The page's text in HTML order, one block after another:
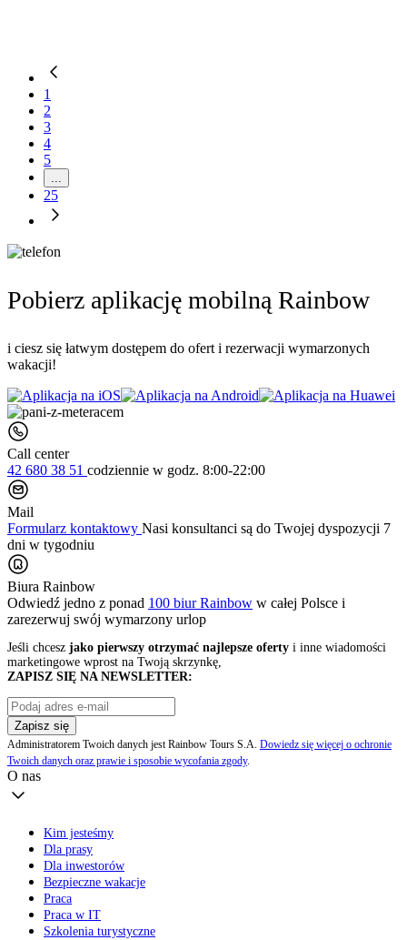
1
2
3
4
5
...
25
Pobierz aplikację mobilną Rainbow
i ciesz się łatwym dostępem do ofert i rezerwacji wymarzonych
wakacji!
Call center
42 680 38 51 codziennie w godz. 8:00-22:00
Mail
Formularz kontaktowy Nasi konsultanci są do Twojej dyspozycji 7
dni w tygodniu
Biura Rainbow
Odwiedź jedno z ponad 100 biur Rainbow w całej Polsce i
zarezerwuj swój wymarzony urlop
Jeśli chcesz jako pierwszy otrzymać najlepsze oferty i inne wiadomości
marketingowe wprost na Twoją skrzynkę,
ZAPISZ SIĘ NA NEWSLETTER:
Zapisz się
Administratorem Twoich danych jest Rainbow Tours S.A. Dowiedz się więcej o ochronie
Twoich danych oraz prawie i sposobie wycofania zgody.
O nas
Kim jesteśmy
Dla prasy
Dla inwestorów
Bezpieczne wakacje
Praca
Praca w IT
Szkolenia turystyczne